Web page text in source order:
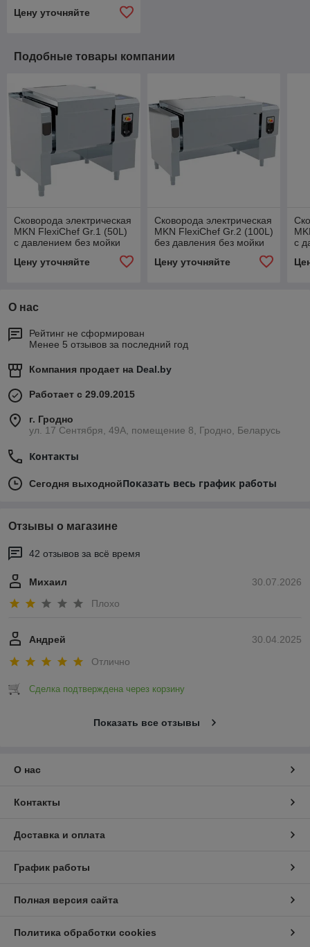
Цену уточняйте
Подобные товары компании
Сковорода электрическая
MKN FlexiChef Gr.1 (50L)
с давлением без мойки
Цену уточняйте
Сковорода электрическая
MKN FlexiChef Gr.2 (100L)
без давления без мойки
Цену уточняйте
с
О нас
Рейтинг не сформирован
Менее 5 отзывов за последний год
Компания продает на Deal.by
Работает с 29.09.2015
г. Гродно
ул. 17 Сентября, 49А, помещение 8, Гродно, Беларусь
Контакты
Сегодня выходнойПоказать весь график работы
Отзывы о магазине
42 отзывов за всё время
30.07.2026
Михаил
Плохо
30.04.2025
Андрей
Отлично
Сделка подтверждена через корзину
Показать все отзывы
О нас
Контакты
Доставка и оплата
График работы
Полная версия сайта
Политика обработки cookies